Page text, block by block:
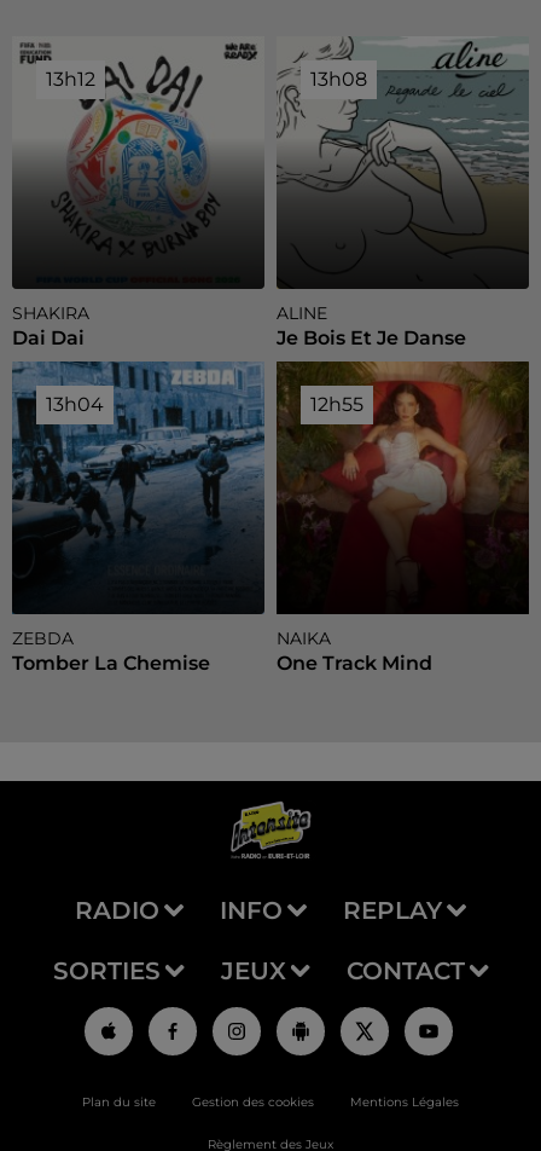
13h12
13h12
SHAKIRA
Dai Dai
13h08
13h08
ALINE
Je Bois Et Je Danse
13h04
13h04
ZEBDA
Tomber La Chemise
12h55
12h55
NAIKA
One Track Mind
RADIO INFO REPLAY
SORTIES JEUX CONTACT
Plan du site Gestion des cookies Mentions Légales
Règlement des Jeux